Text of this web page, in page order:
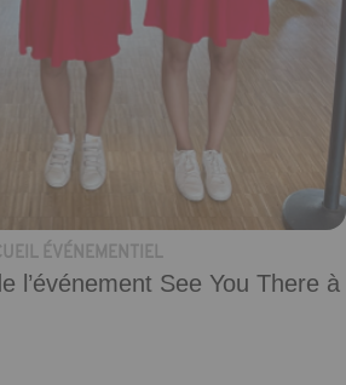
ÉVÉNEMENTIEL
l’événement See You There à